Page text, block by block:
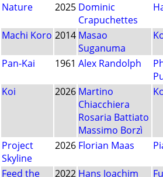
Nature 2025 Dominic
Crapuchettes
Machi Koro 2014 Masao
Suganuma
Pan-Kai 1961 Alex Randolph
Koi
2026 Martino
Chiacchiera
Rosaria Battiato
Massimo Borzì
Project
Skyline
2026 Florian Maas
Feed the
2022 Hans Joachim